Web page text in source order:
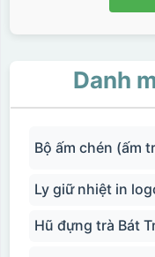
Danh
Bộ ấm chén (ấm
Ly giữ nhiệt in
Hũ đựng trà Bát